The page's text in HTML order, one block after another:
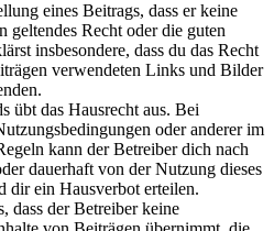
eines Beitrags, dass er keine
geltendes Recht oder die guten
insbesondere, dass du das Recht
verwendeten Links und Bilder
übt das Hausrecht aus. Bei
oder anderer im
kann der Betreiber dich nach
dauerhaft von der Nutzung dieses
dir ein Hausverbot erteilen.
dass der Betreiber keine